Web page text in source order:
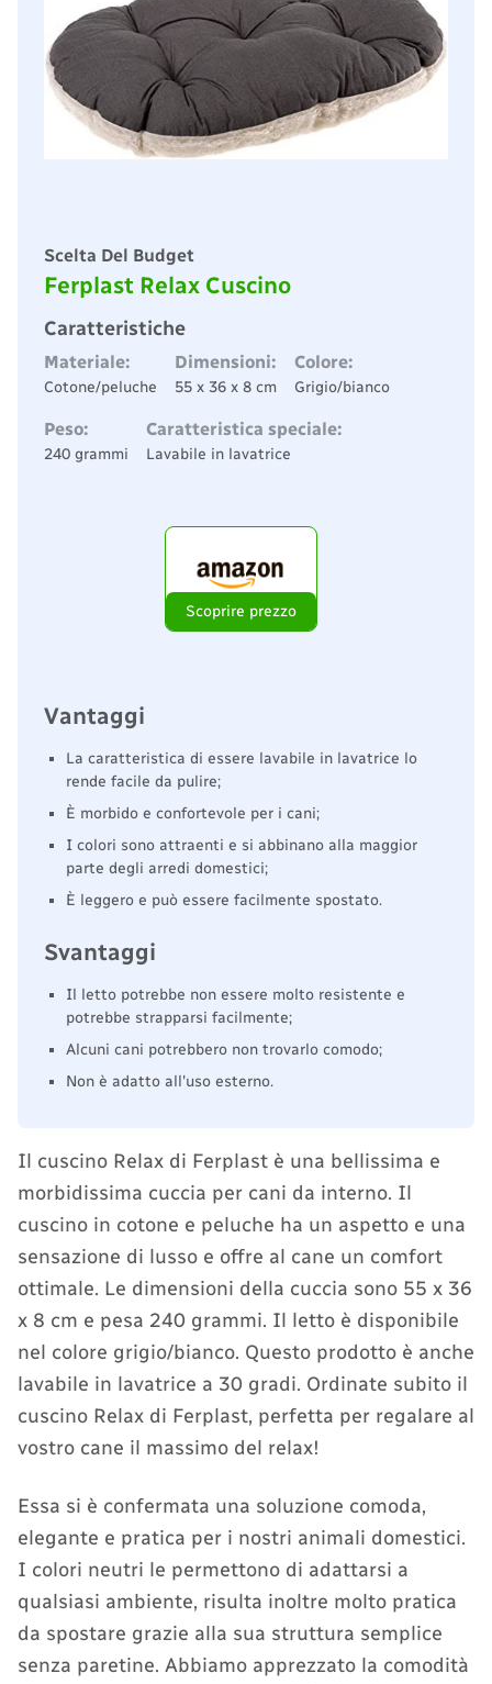
Scelta Del Budget
Ferplast Relax Cuscino
Caratteristiche
Materiale:
Cotone/peluche
Dimensioni:
55 x 36 x 8 cm
Colore:
Grigio/bianco
Peso:
240 grammi
Caratteristica speciale:
Lavabile in lavatrice
Scoprire prezzo
Vantaggi
La caratteristica di essere lavabile in lavatrice lo
rende facile da pulire;
È morbido e confortevole per i cani;
I colori sono attraenti e si abbinano alla maggior
parte degli arredi domestici;
È leggero e può essere facilmente spostato.
Svantaggi
Il letto potrebbe non essere molto resistente e
potrebbe strapparsi facilmente;
Alcuni cani potrebbero non trovarlo comodo;
Non è adatto all'uso esterno.
Il cuscino Relax di Ferplast è una bellissima e
morbidissima cuccia per cani da interno. Il
cuscino in cotone e peluche ha un aspetto e una
sensazione di lusso e offre al cane un comfort
ottimale. Le dimensioni della cuccia sono 55 x 36
x 8 cm e pesa 240 grammi. Il letto è disponibile
nel colore grigio/bianco. Questo prodotto è anche
lavabile in lavatrice a 30 gradi. Ordinate subito il
cuscino Relax di Ferplast, perfetta per regalare al
vostro cane il massimo del relax!
Essa si è confermata una soluzione comoda,
elegante e pratica per i nostri animali domestici.
I colori neutri le permettono di adattarsi a
qualsiasi ambiente, risulta inoltre molto pratica
da spostare grazie alla sua struttura semplice
senza paretine. Abbiamo apprezzato la comodità